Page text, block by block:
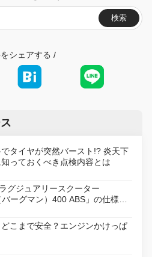
検索
シェアする /
タイヤが突然バースト!? 炎天下
っておくべき点検内容とは
グジュアリースクーター
バーグマン）400 ABS」の仕様を
に発売
こまで安全？エンジンかけっぱ